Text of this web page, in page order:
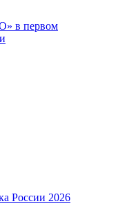
в первом
России 2026